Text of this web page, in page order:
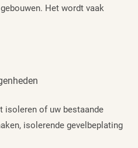
Het wordt vaak
isoleren of uw bestaande
isolerende gevelbeplating